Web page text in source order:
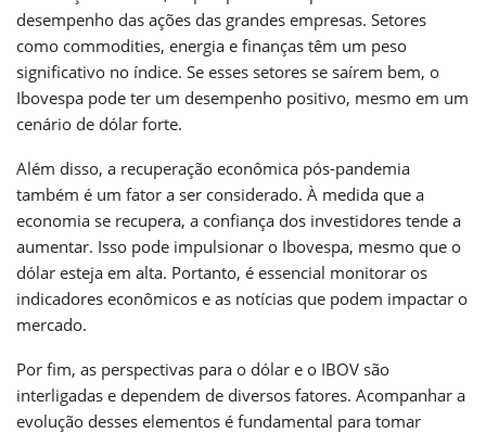
desempenho das ações das grandes empresas. Setores
como commodities, energia e finanças têm um peso
significativo no índice. Se esses setores se saírem bem, o
Ibovespa pode ter um desempenho positivo, mesmo em um
cenário de dólar forte.
Além disso, a recuperação econômica pós-pandemia
também é um fator a ser considerado. À medida que a
economia se recupera, a confiança dos investidores tende a
aumentar. Isso pode impulsionar o Ibovespa, mesmo que o
dólar esteja em alta. Portanto, é essencial monitorar os
indicadores econômicos e as notícias que podem impactar o
mercado.
Por fim, as perspectivas para o dólar e o IBOV são
interligadas e dependem de diversos fatores. Acompanhar a
evolução desses elementos é fundamental para tomar